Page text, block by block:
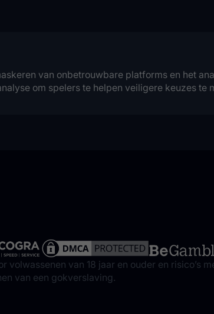
van onbetrouwbare platforms en het
om spelers te helpen veiligere keuzes te
van 18 jaar en ouder en risico’s
van een gokverslaving.